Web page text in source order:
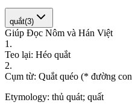
quắt(3)
Giúp Đọc Nôm và Hán Việt
1 .
Teo lại: Héo quắt
2.
Cụm từ: Quắt quéo (* đường con
Etymology: thủ quát; quất